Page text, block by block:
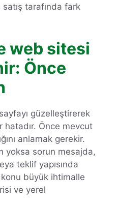
tarafında fark
web sitesi
Önce
güzelleştirerek
hatadır. Önce mevcut
anlamak gerekir.
yoksa sorun mesajda,
teklif yapısında
büyük ihtimalle
ve yerel